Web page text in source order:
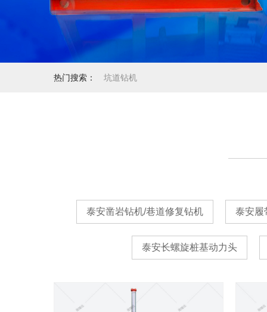
热门搜索： 坑道钻机
泰安凿岩钻机/巷道修复钻机 泰安履
泰安长螺旋桩基动力头